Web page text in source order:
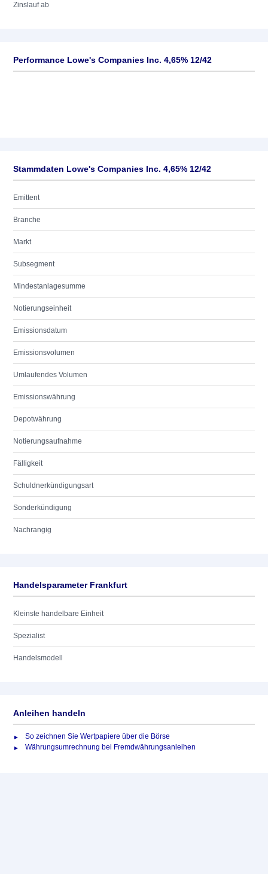
Zinslauf ab
Performance Lowe's Companies Inc. 4,65% 12/42
Stammdaten Lowe's Companies Inc. 4,65% 12/42
Emittent
Branche
Markt
Subsegment
Mindestanlagesumme
Notierungseinheit
Emissionsdatum
Emissionsvolumen
Umlaufendes Volumen
Emissionswährung
Depotwährung
Notierungsaufnahme
Fälligkeit
Schuldnerkündigungsart
Sonderkündigung
Nachrangig
Handelsparameter Frankfurt
Kleinste handelbare Einheit
Spezialist
Handelsmodell
Anleihen handeln
So zeichnen Sie Wertpapiere über die Börse
Währungsumrechnung bei Fremdwährungsanleihen